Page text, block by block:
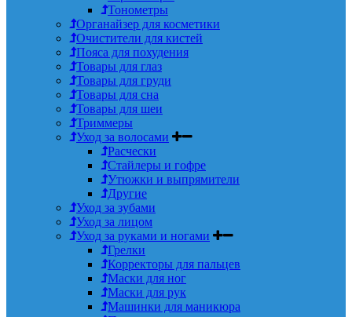
Тонометры
Органайзер для косметики
Очистители для кистей
Пояса для похудения
Товары для глаз
Товары для груди
Товары для сна
Товары для шеи
Триммеры
Уход за волосами
Расчески
Стайлеры и гофре
Утюжки и выпрямители
Другие
Уход за зубами
Уход за лицом
Уход за руками и ногами
Грелки
Корректоры для пальцев
Маски для ног
Маски для рук
Машинки для маникюра